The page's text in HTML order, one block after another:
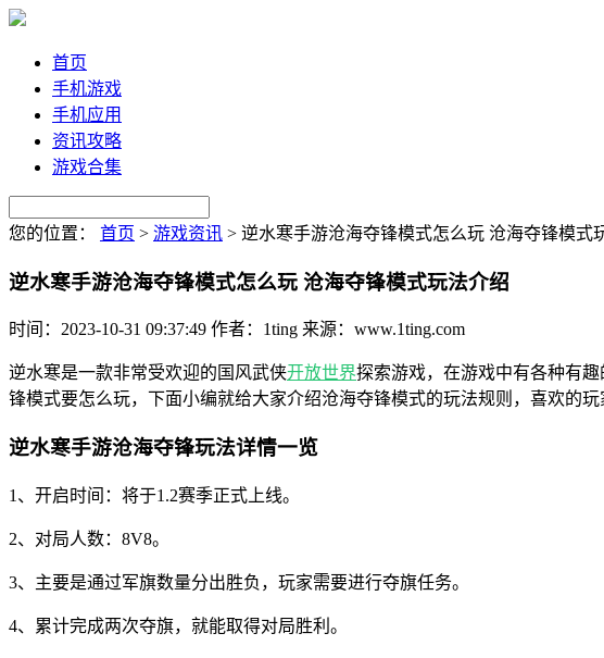
首页
手机游戏
手机应用
资讯攻略
游戏合集
您的位置： 首页 > 游戏资讯 > 逆水寒手游沧海夺锋模式怎么玩 沧海夺锋模式
逆水寒手游沧海夺锋模式怎么玩 沧海夺锋模式玩法介绍
时间：2023-10-31 09:37:49 作者：1ting 来源：www.1ting.com
逆水寒是一款非常受欢迎的国风武侠开放世界探索游戏，在游戏中有各种有
锋模式要怎么玩，下面小编就给大家介绍沧海夺锋模式的玩法规则，喜欢的玩
逆水寒手游沧海夺锋玩法详情一览
1、开启时间：将于1.2赛季正式上线。
2、对局人数：8V8。
3、主要是通过军旗数量分出胜负，玩家需要进行夺旗任务。
4、累计完成两次夺旗，就能取得对局胜利。